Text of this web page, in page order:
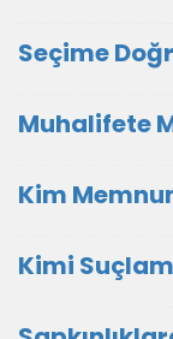
Seçime
Muhalifete
Kim
Kimi